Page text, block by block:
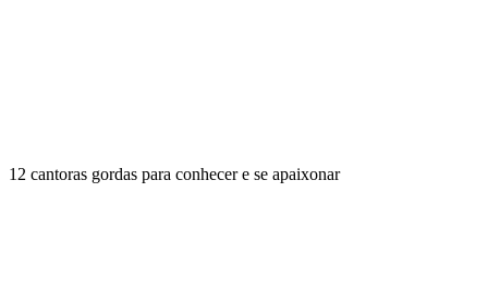
12 cantoras gordas para conhecer e se apaixonar